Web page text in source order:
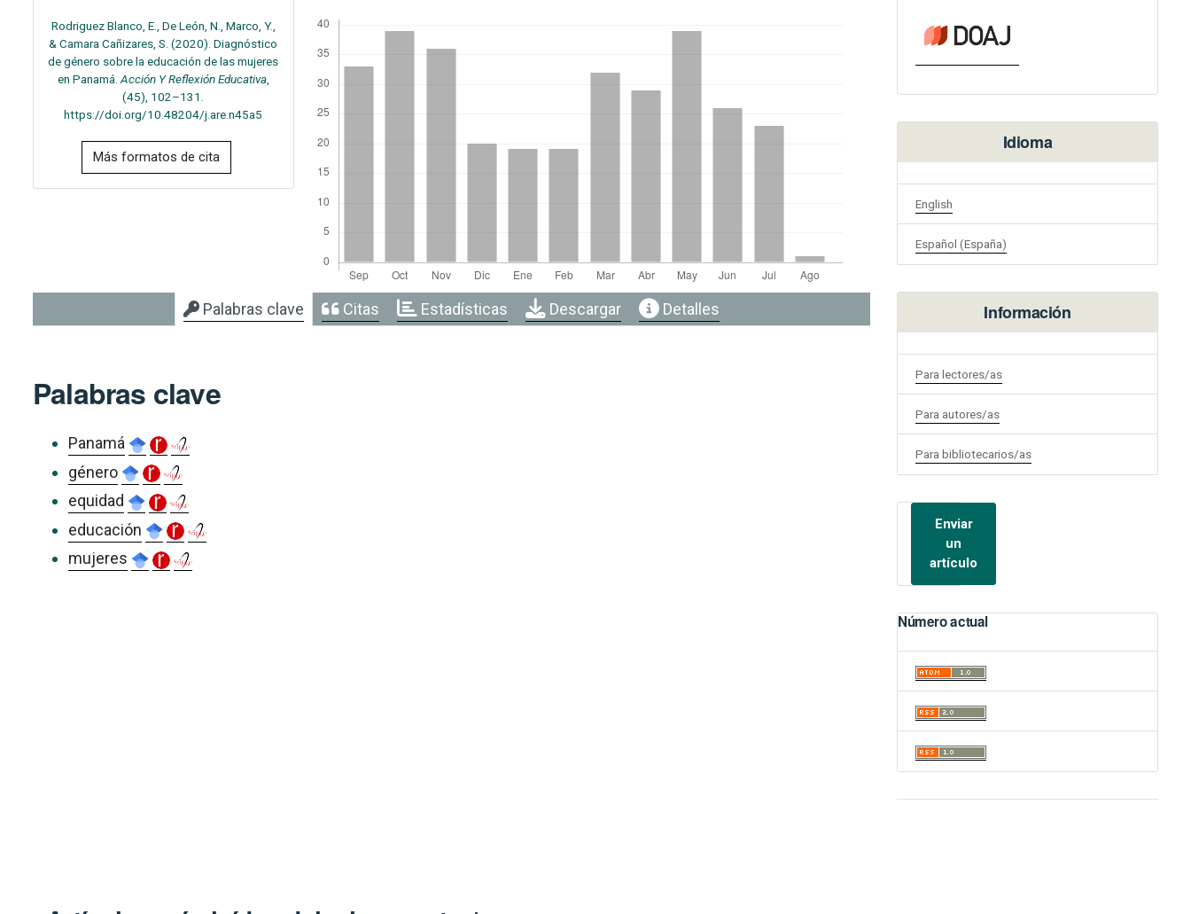
Rodriguez Blanco, E., De León, N., Marco, Y.,
& Camara Cañizares, S. (2020). Diagnóstico
de género sobre la educación de las mujeres
en Panamá. Acción Y Reflexión Educativa,
(45), 102–131.
https://doi.org/10.48204/j.are.n45a5
Más formatos de cita
Palabras clave Citas Estadísticas Descargar Detalles
Palabras clave
Panamá
género
equidad
educación
mujeres
Idioma
English
Español (España)
Información
Para lectores/as
Para autores/as
Para bibliotecarios/as
Enviar
un
artículo
Número actual